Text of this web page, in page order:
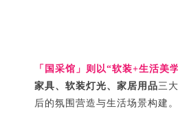
「国采馆」则以“软装+生活美
家具、软装灯光、家居用品三
后的氛围营造与生活场景构建。